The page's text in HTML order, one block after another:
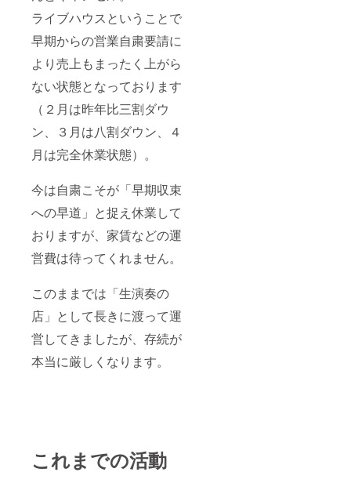
ライブハウスということで
早期からの営業自粛要請に
より売上もまったく上がら
ない状態となっております
（２月は昨年比三割ダウ
ン、３月は八割ダウン、４
月は完全休業状態）。
今は自粛こそが「早期収束
への早道」と捉え休業して
おりますが、家賃などの運
営費は待ってくれません。
このままでは「生演奏の
店」として長きに渡って運
営してきましたが、存続が
本当に厳しくなります。
これまでの活動